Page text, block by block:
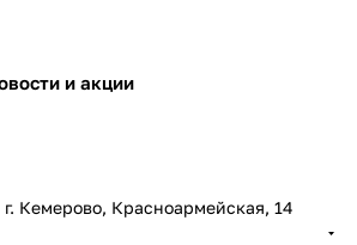
и акции
Кемерово, Красноармейская, 14